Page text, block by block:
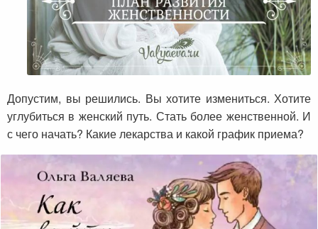
Допустим, вы решились. Вы хотите измениться. Хотите
углубиться в женский путь. Стать более женственной. И
с чего начать? Какие лекарства и какой график приема?